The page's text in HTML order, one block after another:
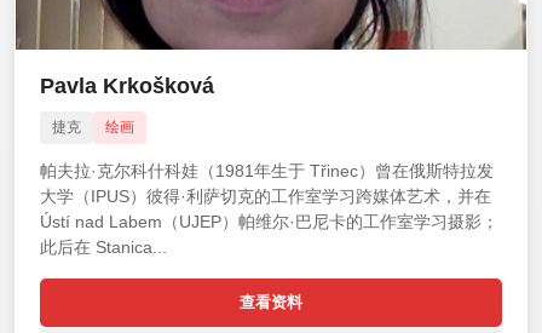
Pavla Krkošková
捷克 绘画
帕夫拉·克尔科什科娃（1981年生于 Třinec）曾在俄斯特拉发
大学（IPUS）彼得·利萨切克的工作室学习跨媒体艺术，并在
Ústí nad Labem（UJEP）帕维尔·巴尼卡的工作室学习摄影；
此后在 Stanica...
查看资料